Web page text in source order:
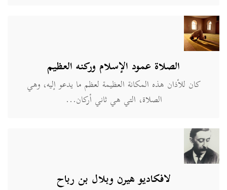
الصلاة عمود الإسلام وركنه العظيم
كان للأذان هذه المكانة العظيمة لعظم ما يدعو إليه، وهي
الصلاة، التي هي ثاني أركان...
لافكاديو هيرن وبلال بن رباح